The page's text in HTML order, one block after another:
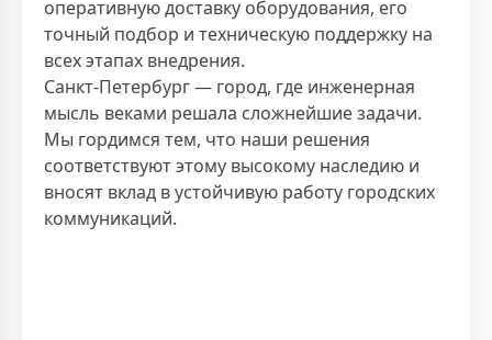
оперативную доставку оборудования, его
точный подбор и техническую поддержку на
всех этапах внедрения.
Санкт-Петербург — город, где инженерная
мысль веками решала сложнейшие задачи.
Мы гордимся тем, что наши решения
соответствуют этому высокому наследию и
вносят вклад в устойчивую работу городских
коммуникаций.